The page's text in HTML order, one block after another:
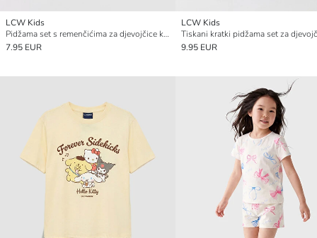
LCW Kids
Pidžama set s remenčićima za djevojčice kratki kroj
7.95 EUR
LCW Kids
Tiskani kratki pidžama set za
9.95 EUR